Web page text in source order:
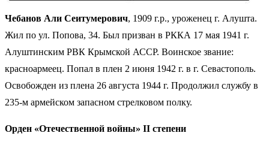
Чебанов Али Сеитумерович, 1909 г.р., уроженец г. Алушта.
Жил по ул. Попова, 34. Был призван в РККА 17 мая 1941 г.
Алуштинским РВК Крымской АССР. Воинское звание:
красноармеец. Попал в плен 2 июня 1942 г. в г. Севастополь.
Освобожден из плена 26 августа 1944 г. Продолжил службу в
235-м армейском запасном стрелковом полку.
Орден «Отечественной войны» II степени